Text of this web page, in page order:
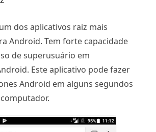
dos aplicativos raiz mais
Android. Tem forte capacidade
de superusuário em
Este aplicativo pode fazer
Android em alguns segundos